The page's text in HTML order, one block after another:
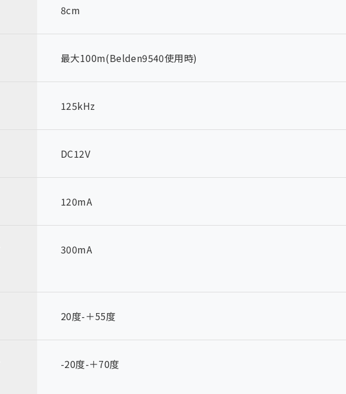
8cm
最大100m(Belden9540使用時)
125kHz
DC12V
120mA
300mA
20度-＋55度
-20度-＋70度